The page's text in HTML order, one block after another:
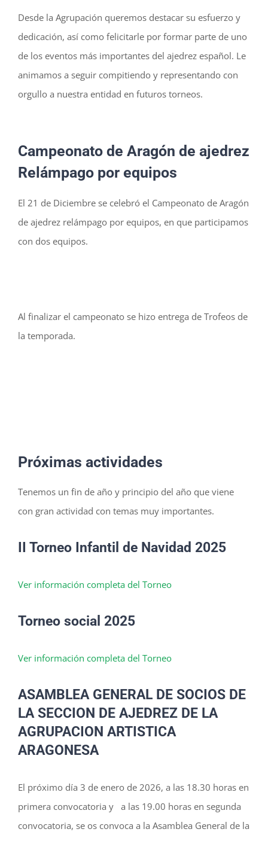
Desde la Agrupación queremos destacar su esfuerzo y
dedicación, así como felicitarle por formar parte de uno
de los eventos más importantes del ajedrez español. Le
animamos a seguir compitiendo y representando con
orgullo a nuestra entidad en futuros torneos.
Campeonato de Aragón de ajedrez
Relámpago por equipos
El 21 de Diciembre se celebró el Campeonato de Aragón
de ajedrez relámpago por equipos, en que participamos
con dos equipos.
Al finalizar el campeonato se hizo entrega de Trofeos de
la temporada.
Próximas actividades
Tenemos un fin de año y principio del año que viene
con gran actividad con temas muy importantes.
II Torneo Infantil de Navidad 2025
Ver información completa del Torneo
Torneo social 2025
Ver información completa del Torneo
ASAMBLEA GENERAL DE SOCIOS DE
LA SECCION DE AJEDREZ DE LA
AGRUPACION ARTISTICA
ARAGONESA
El próximo día 3 de enero de 2026, a las 18.30 horas en
primera convocatoria y a las 19.00 horas en segunda
convocatoria, se os convoca a la Asamblea General de la